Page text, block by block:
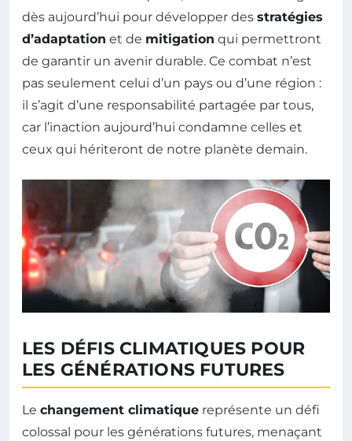
dès aujourd’hui pour développer des stratégies
d’adaptation et de mitigation qui permettront
de garantir un avenir durable. Ce combat n’est
pas seulement celui d’un pays ou d’une région :
il s’agit d’une responsabilité partagée par tous,
car l’inaction aujourd’hui condamne celles et
ceux qui hériteront de notre planète demain.
LES DÉFIS CLIMATIQUES POUR
LES GÉNÉRATIONS FUTURES
Le changement climatique représente un défi
colossal pour les générations futures, menaçant